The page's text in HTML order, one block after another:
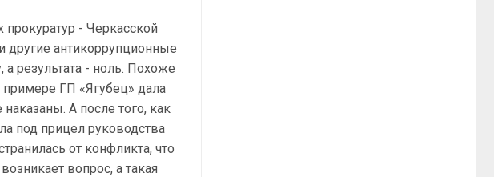
прокуратур - Черкасской
другие антикоррупционные
результата - ноль. Похоже
примере ГП «Ягубец» дала
А после того, как
под прицел руководства
от конфликта, что
вопрос, а такая